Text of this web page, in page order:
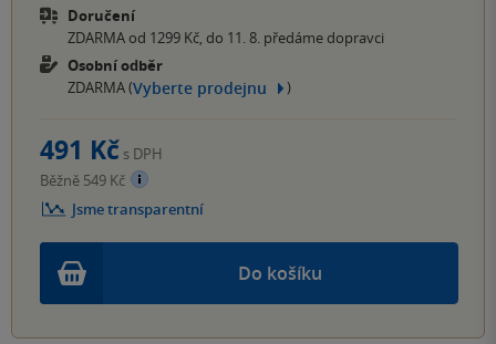
Doručení
ZDARMA od 1299 Kč, do 11. 8. předáme dopravci
Osobní odběr
ZDARMA (Vyberte prodejnu )
Do košíku
491 Kč s DPH
Běžně 549 Kč
Jsme transparentní